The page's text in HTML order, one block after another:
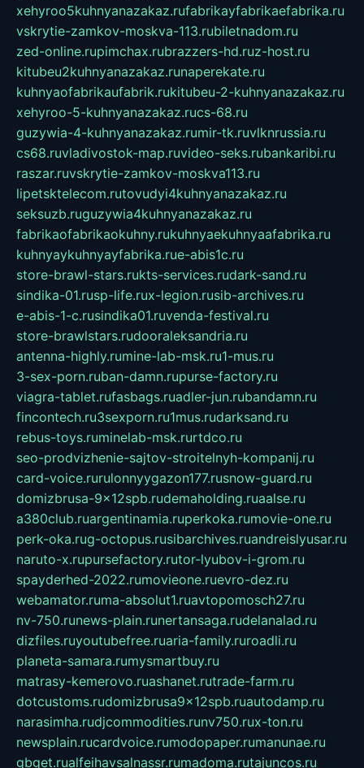
xehyroo5kuhnyanazakaz.rufabrikayfabrikaefabrika.ru
vskrytie-zamkov-moskva-113.rubiletnadom.ru
zed-online.rupimchax.rubrazzers-hd.ruz-host.ru
kitubeu2kuhnyanazakaz.runaperekate.ru
kuhnyaofabrikaufabrik.rukitubeu-2-kuhnyanazakaz.ru
xehyroo-5-kuhnyanazakaz.rucs-68.ru
guzywia-4-kuhnyanazakaz.rumir-tk.ruvlknrussia.ru
cs68.ruvladivostok-map.ruvideo-seks.rubankaribi.ru
raszar.ruvskrytie-zamkov-moskva113.ru
lipetsktelecom.rutovudyi4kuhnyanazakaz.ru
seksuzb.ruguzywia4kuhnyanazakaz.ru
fabrikaofabrikaokuhny.rukuhnyaekuhnyaafabrika.ru
kuhnyaykuhnyayfabrika.rue-abis1c.ru
store-brawl-stars.rukts-services.rudark-sand.ru
sindika-01.rusp-life.rux-legion.rusib-archives.ru
e-abis-1-c.rusindika01.ruvenda-festival.ru
store-brawlstars.rudooraleksandria.ru
antenna-highly.rumine-lab-msk.ru1-mus.ru
3-sex-porn.ruban-damn.rupurse-factory.ru
viagra-tablet.rufasbags.ruadler-jun.rubandamn.ru
fincontech.ru3sexporn.ru1mus.rudarksand.ru
rebus-toys.ruminelab-msk.rurtdco.ru
seo-prodvizhenie-sajtov-stroitelnyh-kompanij.ru
card-voice.rurulonnyygazon177.rusnow-guard.ru
domizbrusa-9x12spb.rudemaholding.ruaalse.ru
a380club.ruargentinamia.ruperkoka.rumovie-one.ru
perk-oka.rug-octopus.rusibarchives.ruandreislyusar.ru
naruto-x.rupursefactory.rutor-lyubov-i-grom.ru
spayderhed-2022.rumovieone.ruevro-dez.ru
webamator.ruma-absolut1.ruavtopomosch27.ru
nv-750.runews-plain.runertansaga.rudelanalad.ru
dizfiles.ruyoutubefree.ruaria-family.ruroadli.ru
planeta-samara.rumysmartbuy.ru
matrasy-kemerovo.ruashanet.rutrade-farm.ru
dotcustoms.rudomizbrusa9x12spb.ruautodamp.ru
narasimha.rudjcommodities.runv750.rux-ton.ru
newsplain.rucardvoice.rumodopaper.rumanunae.ru
gbget.rualfeihavsalnassr.rumadoma.rutajuncos.ru